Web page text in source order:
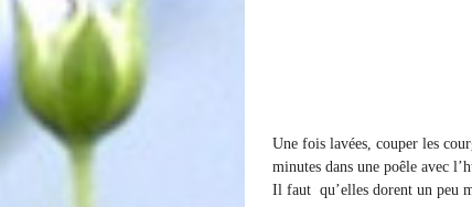
Une fois lavées, couper les
minutes dans une poêle avec
Il faut qu’elles dorent un peu